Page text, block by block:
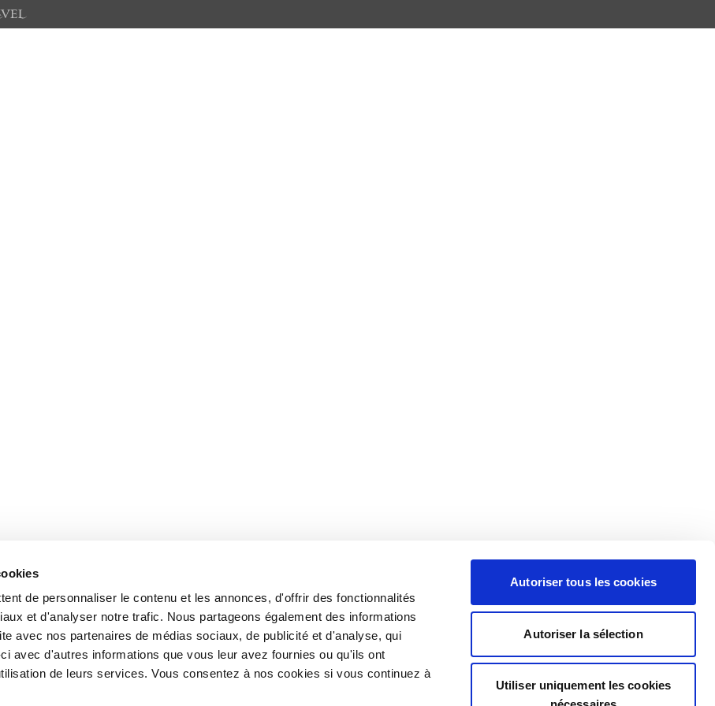
de personnaliser le contenu et les annonces, d'offrir des fonctionnalités
et d'analyser notre trafic. Nous partageons également des informations
avec nos partenaires de médias sociaux, de publicité et d'analyse, qui
avec d'autres informations que vous leur avez fournies ou qu'ils ont
de leurs services. Vous consentez à nos cookies si vous continuez à
Autoriser tous les cookies
Autoriser la sélection
Utiliser uniquement les cookies